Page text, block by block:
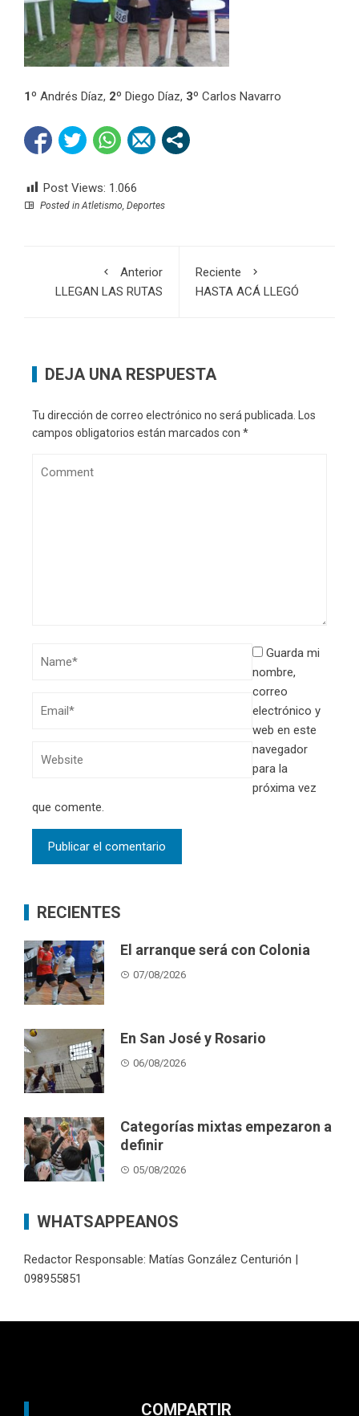
1º Andrés Díaz, 2º Diego Díaz, 3º Carlos Navarro
Post Views: 1.066
Posted inAtletismo, Deportes
Anterior
LLEGAN LAS RUTAS
Reciente
HASTA ACÁ LLEGÓ
DEJA UNA RESPUESTA
Tu dirección de correo electrónico no será publicada. Los
campos obligatorios están marcados con *
Guarda mi
nombre,
correo
electrónico y
web en este
navegador
para la
próxima vez
que comente.
RECIENTES
El arranque será con Colonia
07/08/2026
En San José y Rosario
06/08/2026
Categorías mixtas empezaron a
definir
05/08/2026
WHATSAPPEANOS
Redactor Responsable: Matías González Centurión |
098955851
COMPARTIR